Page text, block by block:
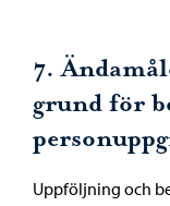
7.
grund för
Uppföljning och